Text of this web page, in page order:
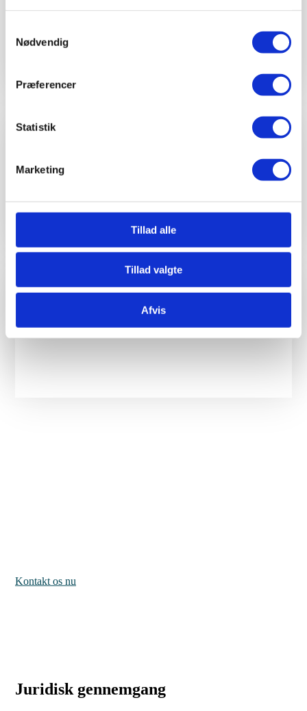
Nødvendig
Præferencer
Statistik
Marketing
Tillad alle
Tillad valgte
Afvis
Rådgivning omkring indsigelsesmuligheder ifm.
Kontakt os nu
Juridisk gennemgang